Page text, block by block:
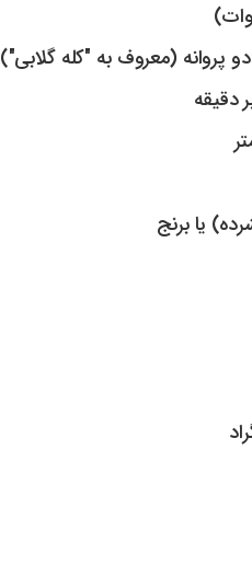
پروانه (معروف به "کله گلابی")
یا برنج